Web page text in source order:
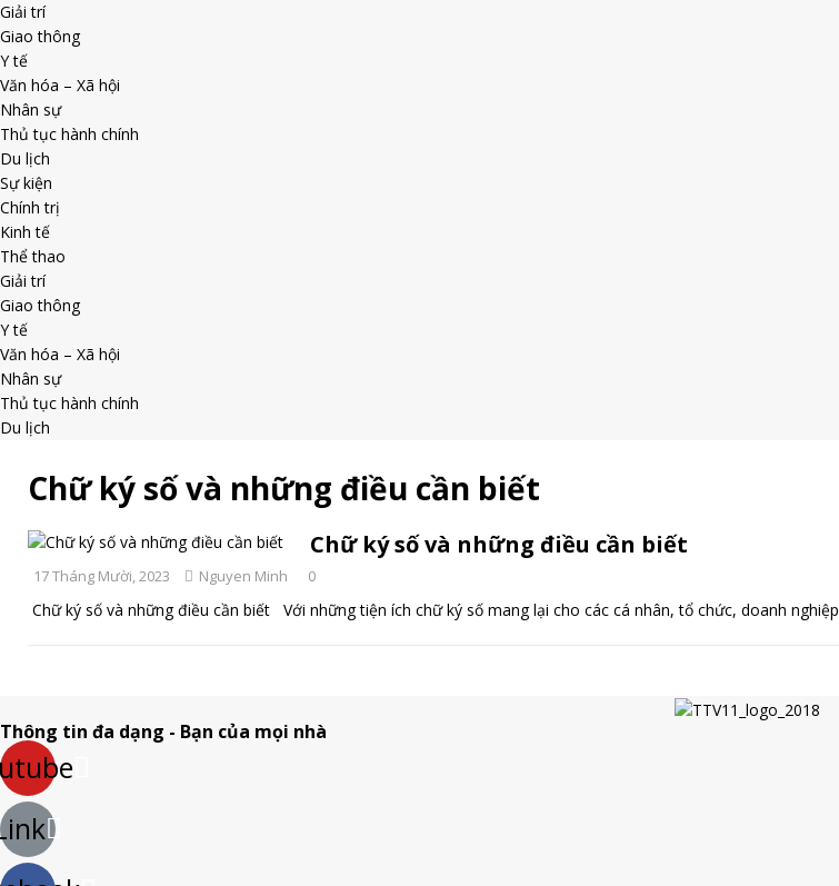
Giải trí
Giao thông
Y tế
Văn hóa – Xã hội
Nhân sự
Thủ tục hành chính
Du lịch
Sự kiện
Chính trị
Kinh tế
Thể thao
Giải trí
Giao thông
Y tế
Văn hóa – Xã hội
Nhân sự
Thủ tục hành chính
Du lịch
Chữ ký số và những điều cần biết
Chữ ký số và những điều cần biết
17 Tháng Mười, 2023 Nguyen Minh 0
Chữ ký số và những điều cần biết Với những tiện ích chữ ký số mang lại cho các cá nhân, tổ chức, doanh nghiệp
Thông tin đa dạng - Bạn của mọi nhà